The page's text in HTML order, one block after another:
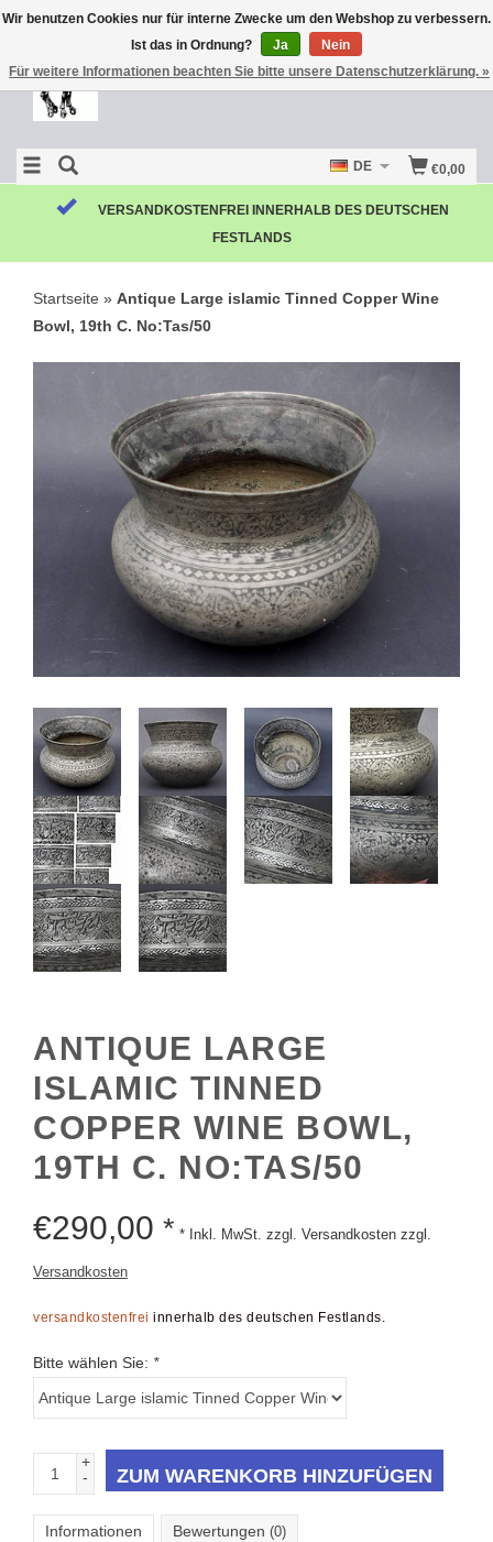
€0,00
DE
VERSANDKOSTENFREI INNERHALB DES DEUTSCHEN
FESTLANDS
Startseite » Antique Large islamic Tinned Copper Wine
Bowl, 19th C. No:Tas/50
ANTIQUE LARGE
ISLAMIC TINNED
COPPER WINE BOWL,
19TH C. NO:TAS/50
€290,00 * * Inkl. MwSt. zzgl. Versandkosten zzgl.
Versandkosten
versandkostenfrei innerhalb des deutschen Festlands.
Bitte wählen Sie: *
+
-
ZUM WARENKORB HINZUFÜGEN
Informationen Bewertungen (0)
Wir benutzen Cookies nur für interne Zwecke um den Webshop zu verbessern.
Ist das in Ordnung?
Ja
Nein
Für weitere Informationen beachten Sie bitte unsere Datenschutzerklärung. »